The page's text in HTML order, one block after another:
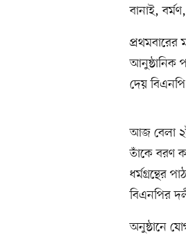
বানাই,
প্রথমবারের
আনুষ্ঠানিক
দেয়
আজ বেলা
তাঁকে বরণ
ধর্মগ্রন্থের
বিএনপির
অনুষ্ঠানে